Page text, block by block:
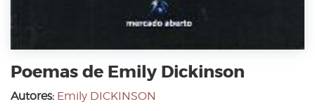
Poemas de Emily Dickinson
Autores: Emily DICKINSON